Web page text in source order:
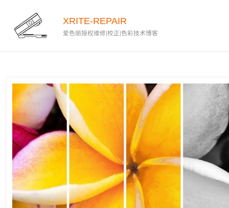
XRITE-REPAIR
爱色丽授权维修|校正|色彩技术博客